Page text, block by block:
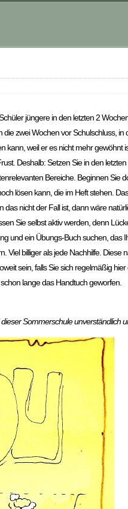
jüngere in den letzten 2
zwei Wochen vor Schulschluss,
kann, weil er es nicht mehr
Deshalb: Setzen Sie in den
Bereiche. Beginnen Sie
lösen kann, die im Heft stehen.
nicht der Fall ist, dann wäre
Sie selbst aktiv werden, denn
und ein Übungs-Buch suchen, das
Viel billiger als jede Nachhilfe. Diese
sein, falls Sie sich regelmäßig
lange das Handtuch geworfen.
Sommerschule unverständlich